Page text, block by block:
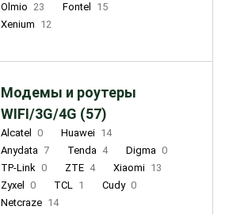
Olmio 23 Fontel
15
Xenium 12
Модемы и роутеры
WIFI/3G/4G (57)
Alcatel 0 Huawei 14
Anydata 7 Tenda 4 Digma 0
TP-Link 0 ZTE 4 Xiaomi 13
Zyxel
0 TCL 1 Cudy 0
Netcraze 14